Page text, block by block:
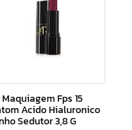
Fps 15
Acido Hialuronico
Sedutor 3,8 G